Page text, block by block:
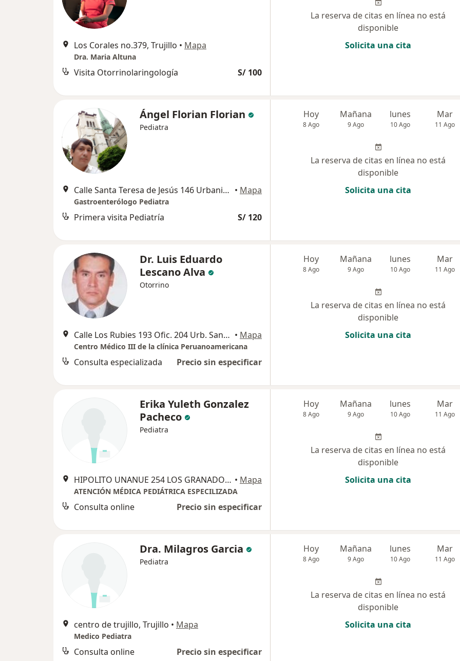
Los Corales no.379, Trujillo • Mapa
Dra. Maria Altuna
Visita Otorrinolaringología S/ 100
La reserva de citas en línea no está
disponible
Solicita una cita
Ángel Florian Florian
Pediatra
Calle Santa Teresa de Jesús 146 Urbanización La Merced., Trujillo • Mapa
Gastroenterólogo Pediatra
Primera visita Pediatría S/ 120
Hoy
8 Ago
Mañana
9 Ago
lunes
10 Ago
Mar
11 Ago
La reserva de citas en línea no está
disponible
Solicita una cita
Dr. Luis Eduardo
Lescano Alva
Otorrino
Calle Los Rubies 193 Ofic. 204 Urb. Santa Inés. , Trujillo • Mapa
Centro Médico III de la clínica Peruanoamericana
Consulta especializada Precio sin especificar
Hoy
8 Ago
Mañana
9 Ago
lunes
10 Ago
Mar
11 Ago
La reserva de citas en línea no está
disponible
Solicita una cita
Erika Yuleth Gonzalez
Pacheco
Pediatra
HIPOLITO UNANUE 254 LOS GRANADOS, Trujillo • Mapa
ATENCIÓN MÉDICA PEDIÁTRICA ESPECILIZADA
Consulta online Precio sin especificar
Hoy
8 Ago
Mañana
9 Ago
lunes
10 Ago
Mar
11 Ago
La reserva de citas en línea no está
disponible
Solicita una cita
Dra. Milagros Garcia
Pediatra
centro de trujillo, Trujillo • Mapa
Medico Pediatra
Consulta online Precio sin especificar
Hoy
8 Ago
Mañana
9 Ago
lunes
10 Ago
Mar
11 Ago
La reserva de citas en línea no está
disponible
Solicita una cita